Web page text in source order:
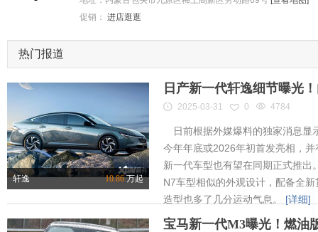
促销： 进店逛逛
热门报道
轩逸 10.86万起
日产新一代轩逸细节曝光
2025-03-31 0 4784
日前根据外媒爆料的独家消息显
今年年底或2026年初首发亮相，
新一代车型也有望在同期正式推出
N7车型相似的外观设计，配备全
造型也多了几分运动气息。 [详细]
宝马新一代M3曝光！燃油